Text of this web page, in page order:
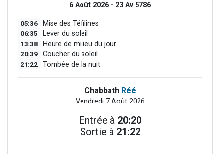
6 Août 2026 - 23 Av 5786
05:36 Mise des Téfilines
06:35 Lever du soleil
13:38 Heure de milieu du jour
20:39 Coucher du soleil
21:22 Tombée de la nuit
Chabbath Réé
Vendredi 7 Août 2026
Entrée à 20:20
Sortie à 21:22